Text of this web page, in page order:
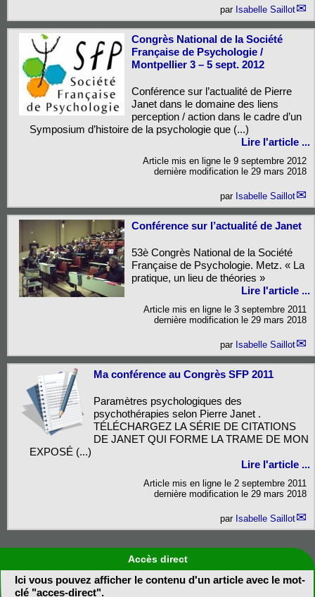
par Isabelle Saillot
Congrès National de la Société
Française de Psychologie /
Montpellier 3 – 5 sept. 2012
Conférence sur l’actualité de Pierre
Janet dans le domaine des liens
perception / action dans le cadre d’un
Symposium d’histoire de la psychologie que (...)
Lire l'article ...
Article mis en ligne le 9 septembre 2012
dernière modification le 29 mars 2018
par Isabelle Saillot
Conférence sur l’actualité de Janet
53è Congrès National de la Société
Française de Psychologie. Metz. « La
pratique, un lieu de théories »
Lire l'article ...
Article mis en ligne le 3 septembre 2011
dernière modification le 29 mars 2018
par Isabelle Saillot
Ma conférence au Congrès SFP 2011
Paramètres psychologiques des
psychothérapies selon Pierre Janet .
TÉLÉCHARGEZ LA SÉRIE DE CITATIONS
DE JANET QUI FORME LA TRAME DE MON
EXPOSÉ (...)
Lire l'article ...
Article mis en ligne le 2 septembre 2011
dernière modification le 29 mars 2018
par Isabelle Saillot
Accès direct
Ici vous pouvez afficher le contenu d'un article avec le mot-
clé "acces-direct".